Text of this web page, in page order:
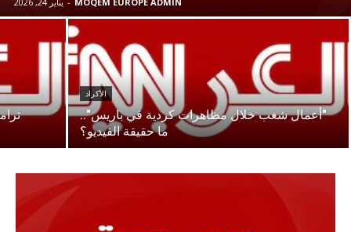
الأكراد
"أعمال شغب خلال مظاهرات كردية في باريس"..
ما حقيقة الفيديو؟